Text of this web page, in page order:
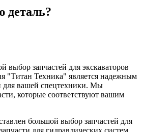
выбор запчастей для экскаваторов
"Титан Техника" является надежным
для вашей спецтехники. Мы
которые соответствуют вашим
большой выбор запчастей для
для гидравлических систем,